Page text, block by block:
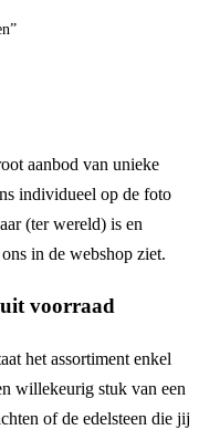
aanbod van unieke
individueel op de foto
(ter wereld) is en
in de webshop ziet.
uit voorraad
het assortiment enkel
willekeurig stuk van een
of de edelsteen die jij